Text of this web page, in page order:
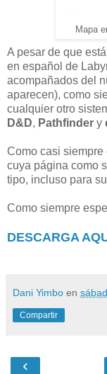
Mapa
A pesar de que
en español de
acompañados del
aparecen), como
cualquier otro
D&D, Pathfinder y
Como casi siempre
cuya página como
tipo, incluso para
Como siempre
DESCARGA
Dani Yimbo en
Compartir
‹